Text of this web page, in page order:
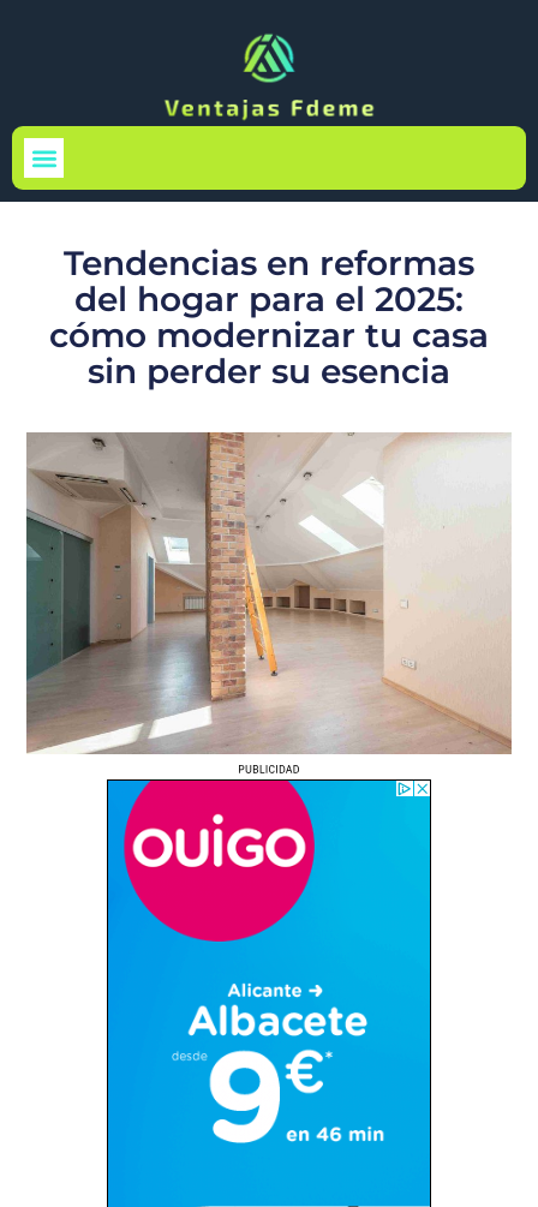
Tendencias en reformas
del hogar para el 2025:
cómo modernizar tu casa
sin perder su esencia